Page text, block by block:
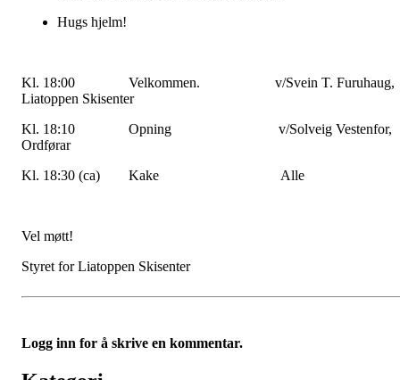
Hugs hjelm!
Kl. 18:00 Velkommen. v/Svein T. Furuhaug,
Liatoppen Skisenter
Kl. 18:10 Opning v/Solveig Vestenfor,
Ordførar
Kl. 18:30 (ca) Kake Alle
Vel møtt!
Styret for Liatoppen Skisenter
Logg inn for å skrive en kommentar.